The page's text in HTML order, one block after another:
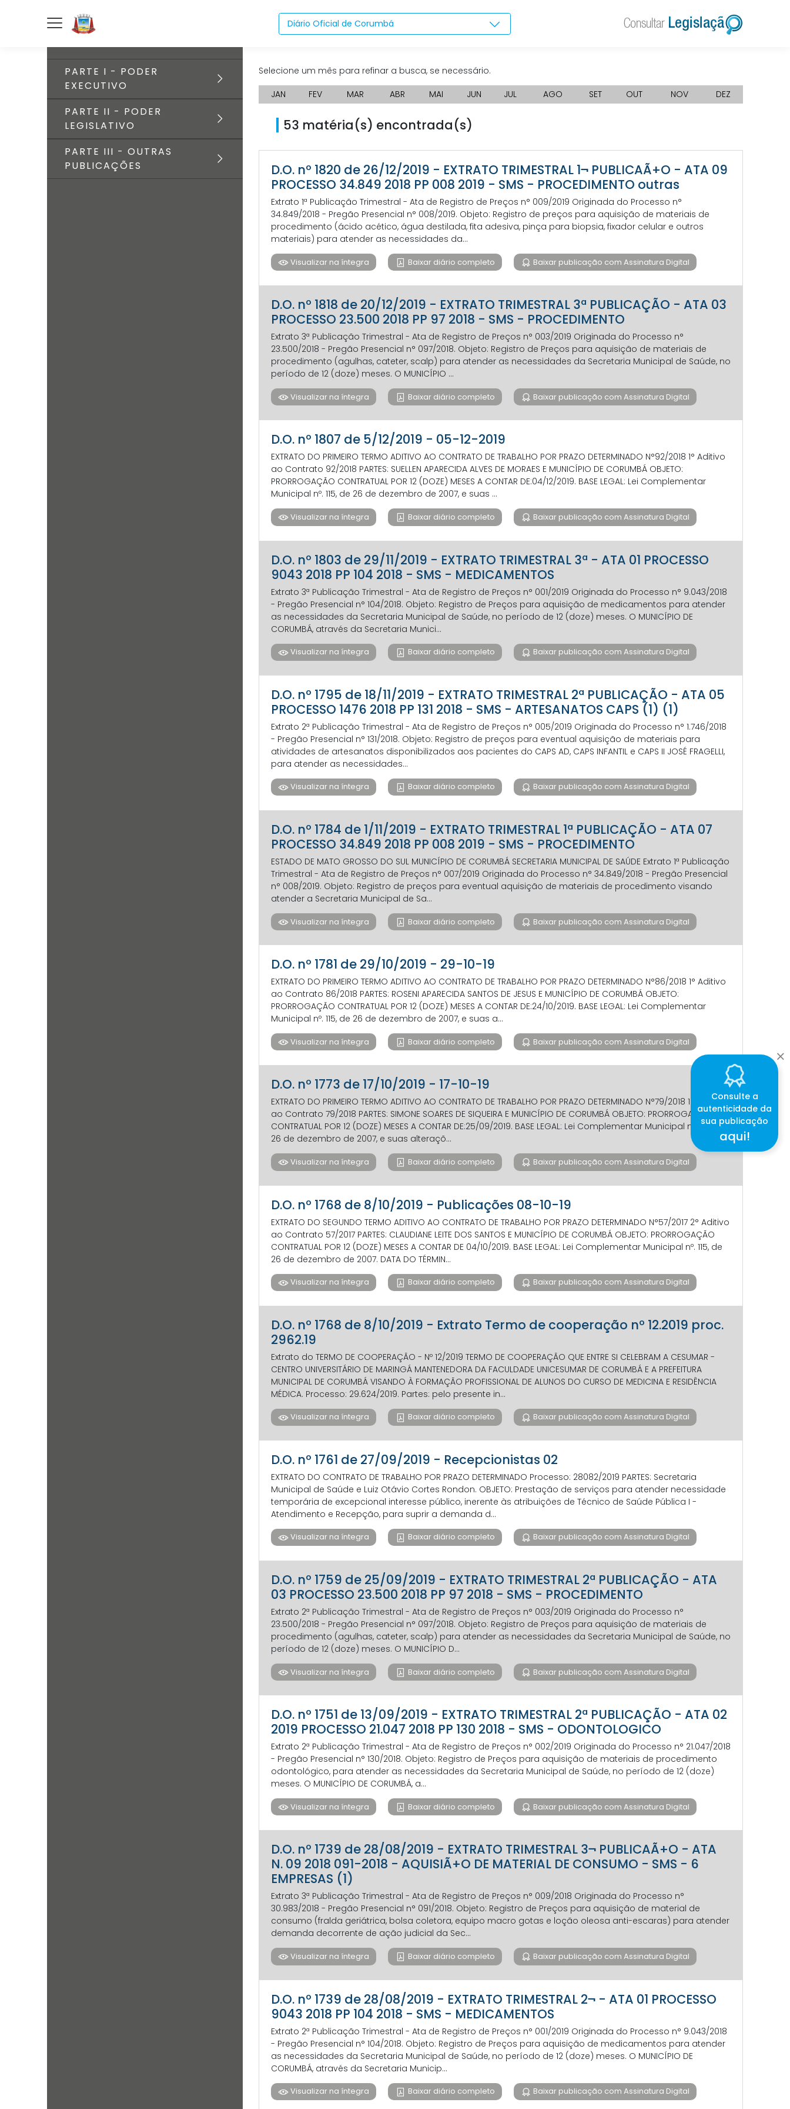
Diário Oficial de Corumbá
PARTE I - PODER
EXECUTIVO
PARTE II - PODER
LEGISLATIVO
PARTE III - OUTRAS
PUBLICAÇÕES
Selecione um mês para refinar a busca, se necessário.
JAN
FEV MAR ABR MAI JUN JUL AGO SET OUT NOV DEZ
53 matéria(s) encontrada(s)
D.O. nº 1820 de 26/12/2019 - EXTRATO TRIMESTRAL 1¬ PUBLICAÃ+O - ATA 09
PROCESSO 34.849 2018 PP 008 2019 - SMS - PROCEDIMENTO outras
Extrato 1ª Publicação Trimestral - Ata de Registro de Preços n° 009/2019 Originada do Processo n°
34.849/2018 - Pregão Presencial n° 008/2019. Objeto: Registro de preços para aquisição de materiais de
procedimento (ácido acético, água destilada, fita adesiva, pinça para biopsia, fixador celular e outros
materiais) para atender as necessidades da...
Visualizar na íntegra Baixar diário completo Baixar publicação com Assinatura Digital
D.O. nº 1818 de 20/12/2019 - EXTRATO TRIMESTRAL 3ª PUBLICAÇÃO - ATA 03
PROCESSO 23.500 2018 PP 97 2018 - SMS - PROCEDIMENTO
Extrato 3ª Publicação Trimestral - Ata de Registro de Preços n° 003/2019 Originada do Processo n°
23.500/2018 - Pregão Presencial n° 097/2018. Objeto: Registro de Preços para aquisição de materiais de
procedimento (agulhas, cateter, scalp) para atender as necessidades da Secretaria Municipal de Saúde, no
período de 12 (doze) meses. O MUNICÍPIO ...
Visualizar na íntegra Baixar diário completo Baixar publicação com Assinatura Digital
D.O. nº 1807 de 5/12/2019 - 05-12-2019
EXTRATO DO PRIMEIRO TERMO ADITIVO AO CONTRATO DE TRABALHO POR PRAZO DETERMINADO N°92/2018 1° Aditivo
ao Contrato 92/2018 PARTES: SUELLEN APARECIDA ALVES DE MORAES E MUNICÍPIO DE CORUMBÁ OBJETO:
PRORROGAÇÃO CONTRATUAL POR 12 (DOZE) MESES A CONTAR DE:04/12/2019. BASE LEGAL: Lei Complementar
Municipal nº. 115, de 26 de dezembro de 2007, e suas ...
Visualizar na íntegra Baixar diário completo Baixar publicação com Assinatura Digital
D.O. nº 1803 de 29/11/2019 - EXTRATO TRIMESTRAL 3ª - ATA 01 PROCESSO
9043 2018 PP 104 2018 - SMS - MEDICAMENTOS
Extrato 3ª Publicação Trimestral - Ata de Registro de Preços n° 001/2019 Originada do Processo n° 9.043/2018
- Pregão Presencial n° 104/2018. Objeto: Registro de Preços para aquisição de medicamentos para atender
as necessidades da Secretaria Municipal de Saúde, no período de 12 (doze) meses. O MUNICÍPIO DE
CORUMBÁ, através da Secretaria Munici...
Visualizar na íntegra Baixar diário completo Baixar publicação com Assinatura Digital
D.O. nº 1795 de 18/11/2019 - EXTRATO TRIMESTRAL 2ª PUBLICAÇÃO - ATA 05
PROCESSO 1476 2018 PP 131 2018 - SMS - ARTESANATOS CAPS (1) (1)
Extrato 2ª Publicação Trimestral - Ata de Registro de Preços n° 005/2019 Originada do Processo n° 1.746/2018
- Pregão Presencial n° 131/2018. Objeto: Registro de preços para eventual aquisição de materiais para
atividades de artesanatos disponibilizados aos pacientes do CAPS AD, CAPS INFANTIL e CAPS II JOSÉ FRAGELLI,
para atender as necessidades...
Visualizar na íntegra Baixar diário completo Baixar publicação com Assinatura Digital
D.O. nº 1784 de 1/11/2019 - EXTRATO TRIMESTRAL 1ª PUBLICAÇÃO - ATA 07
PROCESSO 34.849 2018 PP 008 2019 - SMS - PROCEDIMENTO
ESTADO DE MATO GROSSO DO SUL MUNICÍPIO DE CORUMBÁ SECRETARIA MUNICIPAL DE SAÚDE Extrato 1ª Publicação
Trimestral - Ata de Registro de Preços n° 007/2019 Originada do Processo n° 34.849/2018 - Pregão Presencial
n° 008/2019. Objeto: Registro de preços para eventual aquisição de materiais de procedimento visando
atender a Secretaria Municipal de Sa...
Visualizar na íntegra Baixar diário completo Baixar publicação com Assinatura Digital
D.O. nº 1781 de 29/10/2019 - 29-10-19
EXTRATO DO PRIMEIRO TERMO ADITIVO AO CONTRATO DE TRABALHO POR PRAZO DETERMINADO N°86/2018 1° Aditivo
ao Contrato 86/2018 PARTES: ROSENI APARECIDA SANTOS DE JESUS E MUNICÍPIO DE CORUMBÁ OBJETO:
PRORROGAÇÃO CONTRATUAL POR 12 (DOZE) MESES A CONTAR DE:24/10/2019. BASE LEGAL: Lei Complementar
Municipal nº. 115, de 26 de dezembro de 2007, e suas a...
Visualizar na íntegra Baixar diário completo Baixar publicação com Assinatura Digital
D.O. nº 1773 de 17/10/2019 - 17-10-19
EXTRATO DO PRIMEIRO TERMO ADITIVO AO CONTRATO DE TRABALHO POR PRAZO DETERMINADO N°79/2018 1° Aditivo
ao Contrato 79/2018 PARTES: SIMONE SOARES DE SIQUEIRA E MUNICÍPIO DE CORUMBÁ OBJETO: PRORROGAÇÃO
CONTRATUAL POR 12 (DOZE) MESES A CONTAR DE:25/09/2019. BASE LEGAL: Lei Complementar Municipal nº. 115, de
26 de dezembro de 2007, e suas alteraçõ...
Visualizar na íntegra Baixar diário completo Baixar publicação com Assinatura Digital
D.O. nº 1768 de 8/10/2019 - Publicações 08-10-19
EXTRATO DO SEGUNDO TERMO ADITIVO AO CONTRATO DE TRABALHO POR PRAZO DETERMINADO N°57/2017 2° Aditivo
ao Contrato 57/2017 PARTES: CLAUDIANE LEITE DOS SANTOS E MUNICÍPIO DE CORUMBÁ OBJETO: PRORROGAÇÃO
CONTRATUAL POR 12 (DOZE) MESES A CONTAR DE 04/10/2019. BASE LEGAL: Lei Complementar Municipal nº. 115, de
26 de dezembro de 2007. DATA DO TÉRMIN...
Visualizar na íntegra Baixar diário completo Baixar publicação com Assinatura Digital
D.O. nº 1768 de 8/10/2019 - Extrato Termo de cooperação nº 12.2019 proc.
2962.19
Extrato do TERMO DE COOPERAÇÃO - Nº 12/2019 TERMO DE COOPERAÇÃO QUE ENTRE SI CELEBRAM A CESUMAR -
CENTRO UNIVERSITÁRIO DE MARINGÁ MANTENEDORA DA FACULDADE UNICESUMAR DE CORUMBÁ E A PREFEITURA
MUNICIPAL DE CORUMBÁ VISANDO À FORMAÇÃO PROFISSIONAL DE ALUNOS DO CURSO DE MEDICINA E RESIDÊNCIA
MÉDICA. Processo: 29.624/2019. Partes: pelo presente in...
Visualizar na íntegra Baixar diário completo Baixar publicação com Assinatura Digital
D.O. nº 1761 de 27/09/2019 - Recepcionistas 02
EXTRATO DO CONTRATO DE TRABALHO POR PRAZO DETERMINADO Processo: 28082/2019 PARTES: Secretaria
Municipal de Saúde e Luiz Otávio Cortes Rondon. OBJETO: Prestação de serviços para atender necessidade
temporária de excepcional interesse público, inerente às atribuições de Técnico de Saúde Pública I -
Atendimento e Recepção, para suprir a demanda d...
Visualizar na íntegra Baixar diário completo Baixar publicação com Assinatura Digital
D.O. nº 1759 de 25/09/2019 - EXTRATO TRIMESTRAL 2ª PUBLICAÇÃO - ATA
03 PROCESSO 23.500 2018 PP 97 2018 - SMS - PROCEDIMENTO
Extrato 2ª Publicação Trimestral - Ata de Registro de Preços n° 003/2019 Originada do Processo n°
23.500/2018 - Pregão Presencial n° 097/2018. Objeto: Registro de Preços para aquisição de materiais de
procedimento (agulhas, cateter, scalp) para atender as necessidades da Secretaria Municipal de Saúde, no
período de 12 (doze) meses. O MUNICÍPIO D...
Visualizar na íntegra Baixar diário completo Baixar publicação com Assinatura Digital
D.O. nº 1751 de 13/09/2019 - EXTRATO TRIMESTRAL 2ª PUBLICAÇÃO - ATA 02
2019 PROCESSO 21.047 2018 PP 130 2018 - SMS - ODONTOLOGICO
Extrato 2ª Publicação Trimestral - Ata de Registro de Preços n° 002/2019 Originada do Processo n° 21.047/2018
- Pregão Presencial n° 130/2018. Objeto: Registro de Preços para aquisição de materiais de procedimento
odontológico, para atender as necessidades da Secretaria Municipal de Saúde, no período de 12 (doze)
meses. O MUNICÍPIO DE CORUMBÁ, a...
Visualizar na íntegra Baixar diário completo Baixar publicação com Assinatura Digital
D.O. nº 1739 de 28/08/2019 - EXTRATO TRIMESTRAL 3¬ PUBLICAÃ+O - ATA
N. 09 2018 091-2018 - AQUISIÃ+O DE MATERIAL DE CONSUMO - SMS - 6
EMPRESAS (1)
Extrato 3ª Publicação Trimestral - Ata de Registro de Preços n° 009/2018 Originada do Processo n°
30.983/2018 - Pregão Presencial n° 091/2018. Objeto: Registro de Preços para aquisição de material de
consumo (fralda geriátrica, bolsa coletora, equipo macro gotas e loção oleosa anti-escaras) para atender
demanda decorrente de ação judicial da Sec...
Visualizar na íntegra Baixar diário completo Baixar publicação com Assinatura Digital
D.O. nº 1739 de 28/08/2019 - EXTRATO TRIMESTRAL 2¬ - ATA 01 PROCESSO
9043 2018 PP 104 2018 - SMS - MEDICAMENTOS
Extrato 2ª Publicação Trimestral - Ata de Registro de Preços n° 001/2019 Originada do Processo n° 9.043/2018
- Pregão Presencial n° 104/2018. Objeto: Registro de Preços para aquisição de medicamentos para atender
as necessidades da Secretaria Municipal de Saúde, no período de 12 (doze) meses. O MUNICÍPIO DE
CORUMBÁ, através da Secretaria Municip...
Visualizar na íntegra Baixar diário completo Baixar publicação com Assinatura Digital
Consulte a
autenticidade da
sua publicação
aqui!